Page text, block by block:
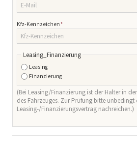
Pflichtfeld
Kfz-Kennzeichen*
Leasing_Finanzierung
Leasing
Finanzierung
(Bei Leasing/Finanzierung ist der Halter in
des Fahrzeuges. Zur Prüfung bitte unbedingt
Leasing-/Finanzierungsvertrag nachreichen.)